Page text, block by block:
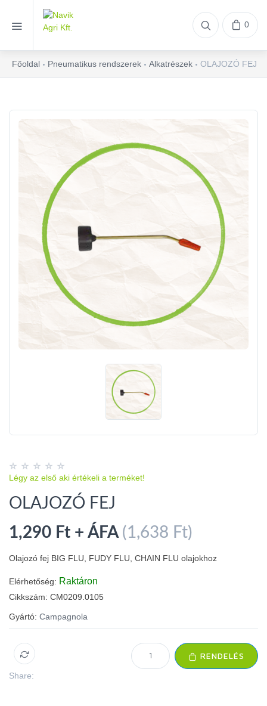
0
Főoldal Pneumatikus rendszerek Alkatrészek OLAJOZÓ FEJ
Légy az első aki értékeli a terméket!
OLAJOZÓ FEJ
1,290 Ft + ÁFA (1,638 Ft)
Olajozó fej BIG FLU, FUDY FLU, CHAIN FLU olajokhoz
Elérhetőség: Raktáron
Cikkszám: CM0209.0105
Gyártó: Campagnola
Share:
RENDELÉS